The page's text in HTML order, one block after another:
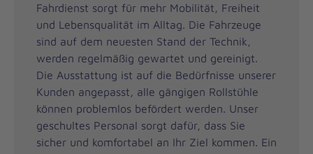
Fahrdienst sorgt für mehr Mobilität, Freiheit
und Lebensqualität im Alltag. Die Fahrzeuge
sind auf dem neuesten Stand der Technik,
werden regelmäßig gewartet und gereinigt.
Die Ausstattung ist auf die Bedürfnisse unserer
Kunden angepasst, alle gängigen Rollstühle
können problemlos befördert werden. Unser
geschultes Personal sorgt dafür, dass Sie
sicher und komfortabel an Ihr Ziel kommen. Ein